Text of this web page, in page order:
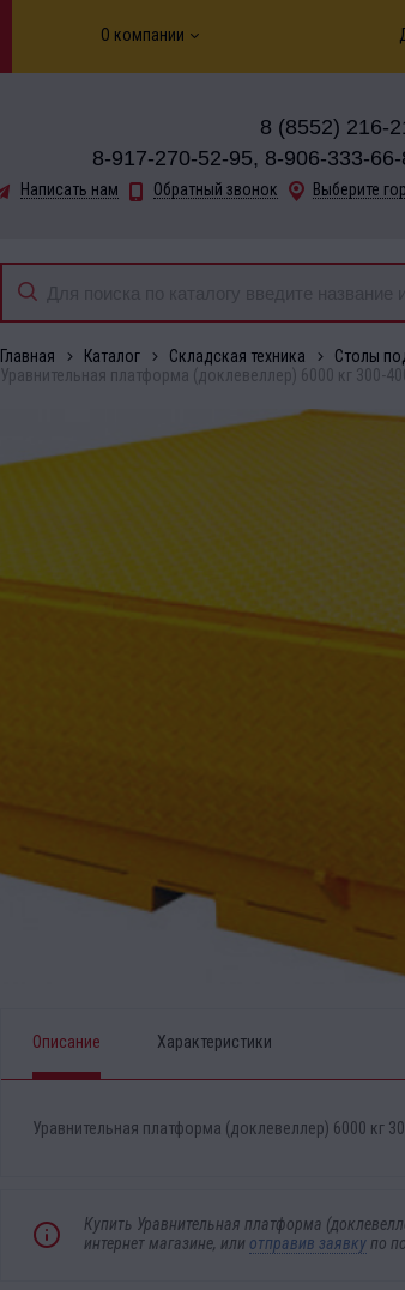
О компании
8 (8552) 216-
8-917-270-52-95, 8-906-333-66-
Написать нам Обратный звонок Выберите
Главная Каталог Складская техника Столы
Уравнительная платформа (доклевеллер) 6000 кг 300-
Описание Характеристики
Уравнительная платформа (доклевеллер) 6000 кг
Купить Уравнительная платформа
интернет магазине, или отправив заявку по